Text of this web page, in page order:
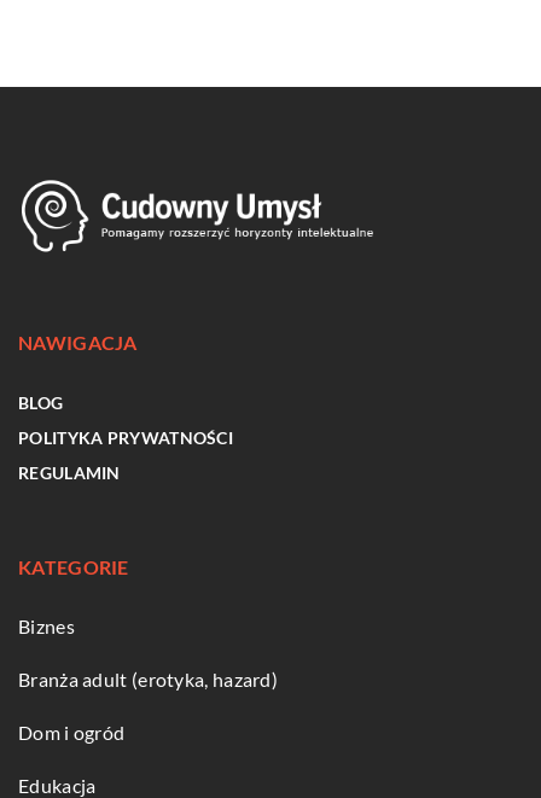
NAWIGACJA
BLOG
POLITYKA PRYWATNOŚCI
REGULAMIN
KATEGORIE
Biznes
Branża adult (erotyka, hazard)
Dom i ogród
Edukacja